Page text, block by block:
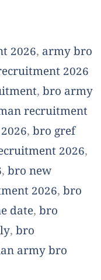
2026, army bro
2026
, bro army
recruitment
, bro gref
2026,
, bro new
2026, bro
date, bro
, bro
army bro